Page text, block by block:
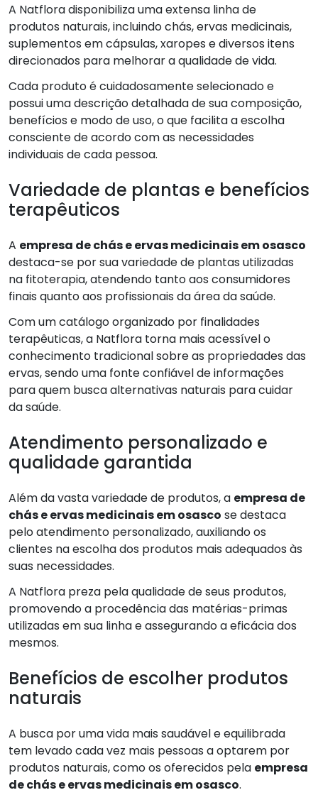
A Natflora disponibiliza uma extensa linha de
produtos naturais, incluindo chás, ervas medicinais,
suplementos em cápsulas, xaropes e diversos itens
direcionados para melhorar a qualidade de vida.
Cada produto é cuidadosamente selecionado e
possui uma descrição detalhada de sua composição,
benefícios e modo de uso, o que facilita a escolha
consciente de acordo com as necessidades
individuais de cada pessoa.
Variedade de plantas e benefícios
terapêuticos
A empresa de chás e ervas medicinais em osasco
destaca-se por sua variedade de plantas utilizadas
na fitoterapia, atendendo tanto aos consumidores
finais quanto aos profissionais da área da saúde.
Com um catálogo organizado por finalidades
terapêuticas, a Natflora torna mais acessível o
conhecimento tradicional sobre as propriedades das
ervas, sendo uma fonte confiável de informações
para quem busca alternativas naturais para cuidar
da saúde.
Atendimento personalizado e
qualidade garantida
Além da vasta variedade de produtos, a empresa de
chás e ervas medicinais em osasco se destaca
pelo atendimento personalizado, auxiliando os
clientes na escolha dos produtos mais adequados às
suas necessidades.
A Natflora preza pela qualidade de seus produtos,
promovendo a procedência das matérias-primas
utilizadas em sua linha e assegurando a eficácia dos
mesmos.
Benefícios de escolher produtos
naturais
A busca por uma vida mais saudável e equilibrada
tem levado cada vez mais pessoas a optarem por
produtos naturais, como os oferecidos pela empresa
de chás e ervas medicinais em osasco.